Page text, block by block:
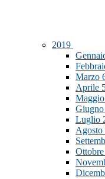
2019
Marzo
Aprile
Maggio
Giugno
Luglio
Agosto
Ottobre